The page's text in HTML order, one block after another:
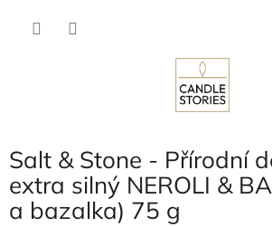
Salt & Stone - Přírodní
extra silný NEROLI &
a bazalka) 75 g